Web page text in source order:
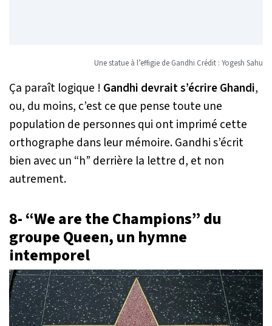
Une statue à l’effigie de Gandhi Crédit : Yogesh Sahu
Ça paraît logique ! Gandhi devrait s’écrire Ghandi,
ou, du moins, c’est ce que pense toute une
population de personnes qui ont imprimé cette
orthographe dans leur mémoire. Gandhi s’écrit
bien avec un “h” derrière la lettre d, et non
autrement.
8- “We are the Champions” du
groupe Queen, un hymne
intemporel